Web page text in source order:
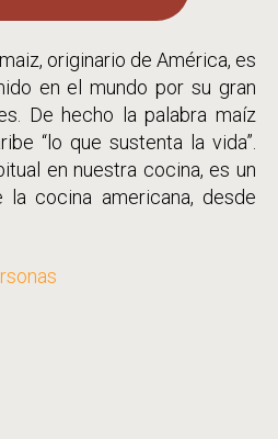
originario de América, es
en el mundo por su gran
De hecho la palabra maíz
“lo que sustenta la vida”.
en nuestra cocina, es un
la cocina americana, desde